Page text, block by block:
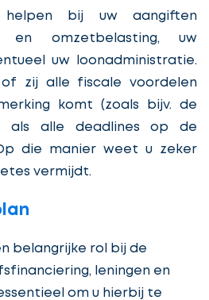
bij uw aangiften
en omzetbelasting, uw
uw loonadministratie.
of zij alle fiscale voordelen
komt (zoals bijv. de
als alle deadlines op de
die manier weet u zeker
vermijdt.
belangrijke rol bij de
leningen en
om u hierbij te